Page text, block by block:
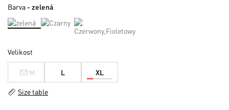
gallery
Barva - zelená
Velikost
M L XL
Size table